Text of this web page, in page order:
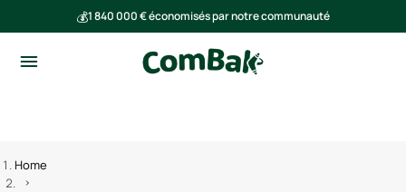
💰1 840 000 € économisés par notre communauté
Home